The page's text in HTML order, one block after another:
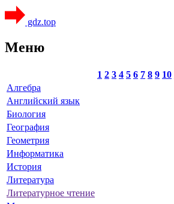
gdz.top
Меню
1 2 3 4 5 6 7 8 9 10
Алгебра
Английский язык
Биология
География
Геометрия
Информатика
История
Литература
Литературное чтение